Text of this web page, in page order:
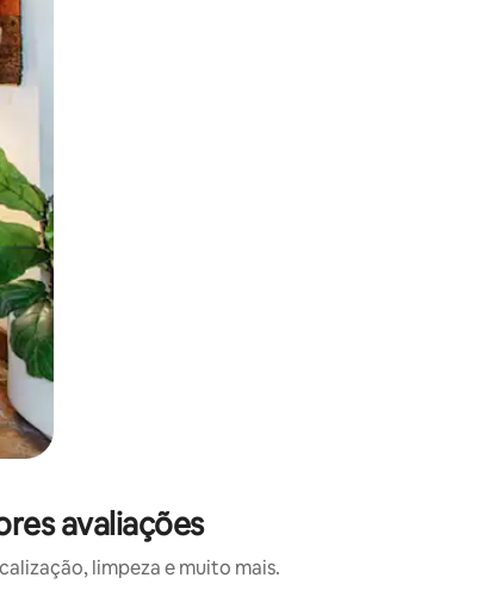
o dedo na tela.
avaliações
limpeza e muito mais.